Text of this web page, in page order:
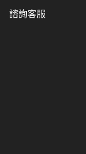
諮詢客服